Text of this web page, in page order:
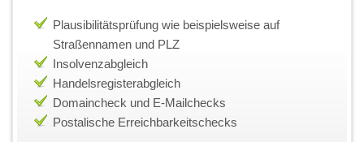
Plausibilitätsprüfung wie beispielsweise auf
Straßennamen und PLZ
Insolvenzabgleich
Handelsregisterabgleich
Domaincheck und E-Mailchecks
Postalische Erreichbarkeitschecks